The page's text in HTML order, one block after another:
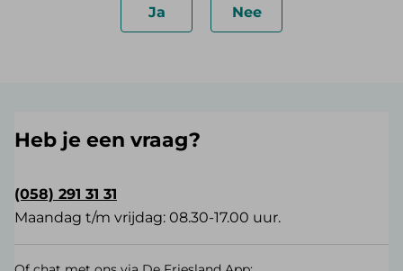
Ja Nee
Heb je een vraag?
(058) 291 31 31
Maandag t/m vrijdag: 08.30-17.00 uur.